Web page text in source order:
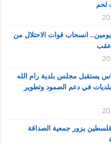
لحم
انسحاب قوات الاحتلال من
عقب
يستقبل مجلس بلدية رام الله
في دعم الصمود وتطوير
يزور جمعية الصداقة